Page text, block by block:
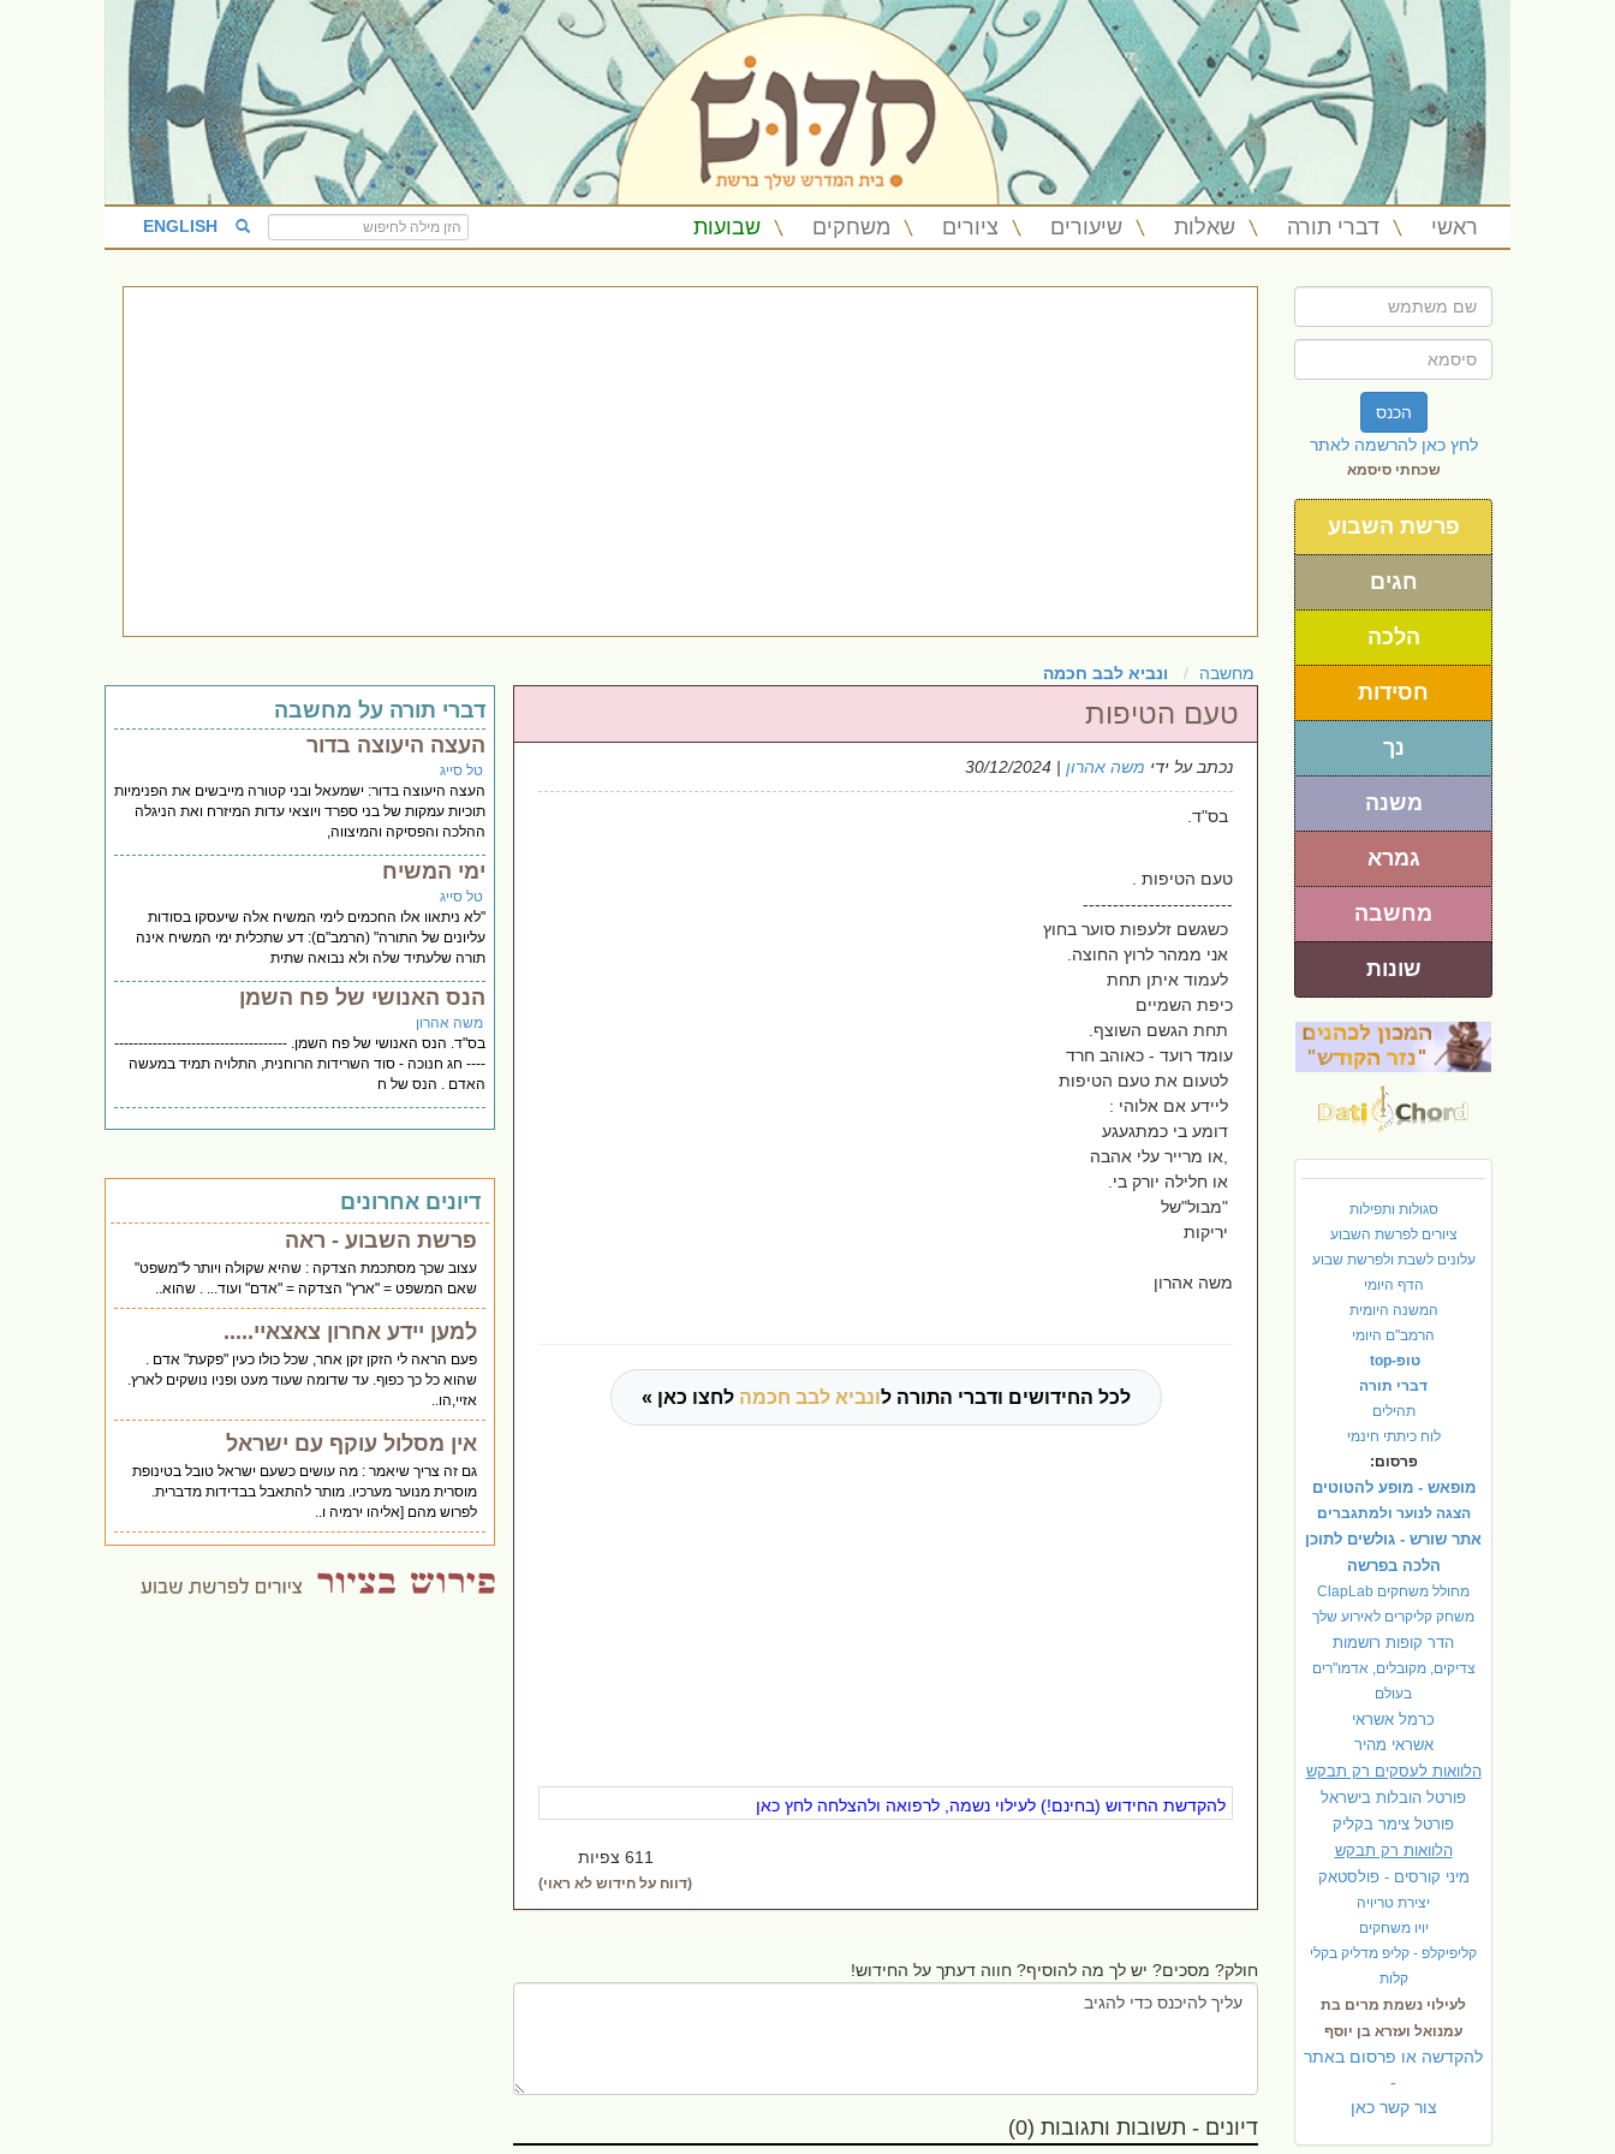
ראשי דברי תורה שאלות שיעורים ציורים משחקים שבועות ENGLISH
הכנס
לחץ כאן להרשמה לאתר
שכחתי סיסמא
פרשת השבוע
חגים
הלכה
חסידות
נך
משנה
גמרא
מחשבה
שונות
סגולות ותפילות
ציורים לפרשת השבוע
עלונים לשבת ולפרשת שבוע
הדף היומי
המשנה היומית
הרמב"ם היומי
טופ-top
דברי תורה
תהילים
לוח כיתתי חינמי
פרסום:
מופאש - מופע להטוטים
הצגה לנוער ולמתגברים
אתר שורש - גולשים לתוכן
הלכה בפרשה
מחולל משחקים ClapLab
משחק קליקרים לאירוע שלך
הדר קופות רושמות
צדיקים, מקובלים, אדמו"רים
בעולם
כרמל אשראי
אשראי מהיר
הלוואות לעסקים רק תבקש
פורטל הובלות בישראל
פורטל צימר בקליק
הלוואות רק תבקש
מיני קורסים - פולסטאק
יצירת טריויה
יויו משחקים
קליפיקלפ - קליפ מדליק בקלי
קלות
לעילוי נשמת מרים בת
עמנואל ועזרא בן יוסף
להקדשה או פרסום באתר
-
צור קשר כאן
מחשבה ונביא לבב חכמה
טעם הטיפות
נכתב על ידי משה אהרון | 30/12/2024
בס"ד.
טעם הטיפות .
-------------------------
כשגשם זלעפות סוער בחוץ
אני ממהר לרוץ החוצה.
לעמוד איתן תחת
כיפת השמיים
תחת הגשם השוצף.
עומד רועד - כאוהב חרד
לטעום את טעם הטיפות
ליידע אם אלוהי :
דומע בי כמתגעגע
,או מרייר עלי אהבה
או חלילה יורק בי.
"מבול"של
יריקות
משה אהרון
לכל החידושים ודברי התורה לונביא לבב חכמה לחצו כאן »
להקדשת החידוש (בחינם!) לעילוי נשמה, לרפואה ולהצלחה לחץ כאן
611 צפיות
(דווח על חידוש לא ראוי)
חולק? מסכים? יש לך מה להוסיף? חווה דעתך על החידוש!
דיונים - תשובות ותגובות (0)
דברי תורה על מחשבה
העצה היעוצה בדור
טל סייג
העצה היעוצה בדור: ישמעאל ובני קטורה מייבשים את הפנימיות
תוכיות עמקות של בני ספרד ויוצאי עדות המיזרח ואת הניגלה
ההלכה והפסיקה והמיצווה,
ימי המשיח
טל סייג
"לא ניתאוו אלו החכמים לימי המשיח אלה שיעסקו בסודות
עליונים של התורה" (הרמב"ם): דע שתכלית ימי המשיח אינה
תורה שלעתיד שלה ולא נבואה שתית
הנס האנושי של פח השמן
משה אהרון
בס"ד. הנס האנושי של פח השמן. ------------------------------------
---- חג חנוכה - סוד השרידות הרוחנית, התלויה תמיד במעשה
האדם . הנס של ח
דיונים אחרונים
פרשת השבוע - ראה
עצוב שכך מסתכמת הצדקה : שהיא שקולה ויותר ל"משפט"
שאם המשפט = "ארץ" הצדקה = "אדם" ועוד... . שהוא..
למען יידע אחרון צאצאיי.....
פעם הראה לי הזקן זקן אחר, שכל כולו כעין "פקעת" אדם .
שהוא כל כך כפוף. עד שדומה שעוד מעט ופניו נושקים לארץ.
אזיי,הו..
אין מסלול עוקף עם ישראל
גם זה צריך שיאמר : מה עושים כשעם ישראל טובל בטינופת
מוסרית מנוער מערכיו. מותר להתאבל בבדידות מדברית.
לפרוש מהם [אליהו ירמיה ו..